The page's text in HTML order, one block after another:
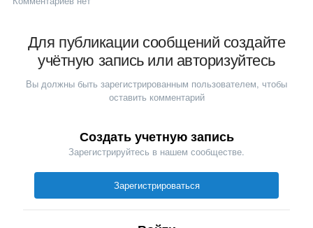
Для публикации сообщений создайте
учётную запись или авторизуйтесь
Вы должны быть зарегистрированным пользователем, чтобы
оставить комментарий
Создать учетную запись
Зарегистрируйтесь в нашем сообществе.
Зарегистрироваться